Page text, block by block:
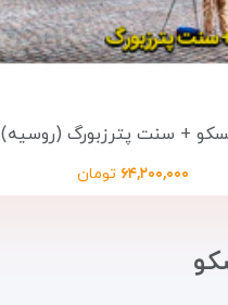
+ سنت پترزبورگ (روسیه)
۶۴,۲۰۰,۰۰۰ تومان